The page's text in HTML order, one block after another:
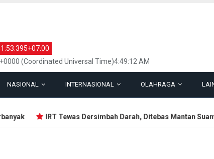
(Coordinated Universal Time)4:49:12 AM
NASIONAL INTERNASIONAL OLAHRAGA
IRT Tewas Dersimbah Darah, Ditebas Mantan Suami